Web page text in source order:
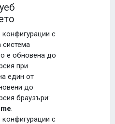
с
система
е обновена до
при
един от
до
браузъри:
.
с